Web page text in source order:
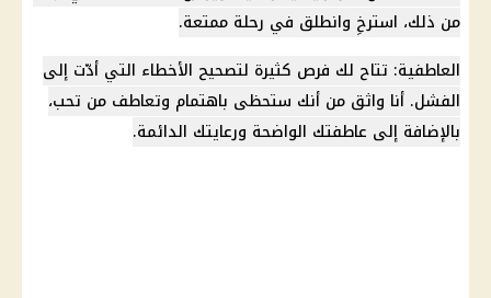
من ذلك، استرخِ وانطلق في رحلة ممتعة.
العاطفية: تتاح لك فرص كثيرة لتصحيح الأخطاء التي أدّت إلى
الفشل. أنا واثق من أنك ستحظى باهتمام وتعاطف من تحب،
بالإضافة إلى عاطفتك الواضحة ورعايتك الدائمة.